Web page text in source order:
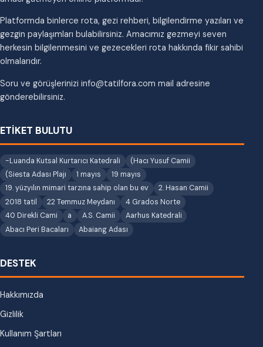
Platformda binlerce rota, gezi rehberi, bilgilendirme yazıları ve
gezgin paylaşımları bulabilirsiniz. Amacımız gezmeyi seven
herkesin bilgilenmesini ve gezecekleri rota hakkında fikir sahibi
olmalarıdır.
Soru ve görüşlerinizi info@tatilfora.com mail adresine
gönderebilirsiniz.
ETİKET BULUTU
-Luanda Kutsal Kurtarıcı Katedrali
(Hacı Yusuf Camii
(Siesta Adası Plajı
1 mayıs
19 mayıs
19. yüzyılın mimari tarzına sahip olan bu ev
2. Hasan Camii
2018 tatil
22 Temmuz Meydanı
4 Grados Norte
40 Direkli Cami
a A.S. Camii
Aarhus Katedrali
Abacı Peri Bacaları
Abaiang Adası
DESTEK
Hakkımızda
Gizlilik
Kullanım Şartları